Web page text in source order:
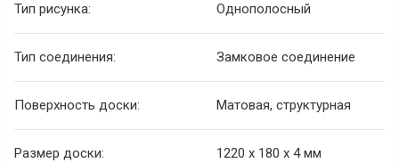
Тип рисунка: Однополосный
Тип соединения: Замковое соединение
Поверхность доски: Матовая, структурная
Размер доски: 1220 х 180 х 4 мм